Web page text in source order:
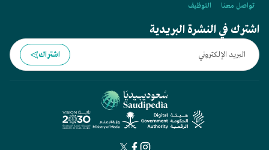
تواصل معنا
التوظيف
اشترك في النشرة البريدية
اشتراك